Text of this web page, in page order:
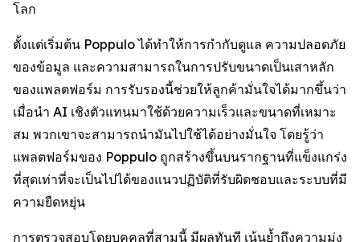
โลก
ตั้งแต่เริ่มต้น Poppulo ได้ทำให้การกำกับดูแล ความปลอดภัย
ของข้อมูล และความสามารถในการปรับขนาดเป็นเสาหลัก
ของแพลตฟอร์ม การรับรองนี้ช่วยให้ลูกค้ามั่นใจได้มากขึ้นว่า
เมื่อนำ AI เชิงตัวแทนมาใช้ด้วยความเร็วและขนาดที่เหมาะ
สม พวกเขาจะสามารถนำมันไปใช้ได้อย่างมั่นใจ โดยรู้ว่า
แพลตฟอร์มของ Poppulo ถูกสร้างขึ้นบนรากฐานที่แข็งแกร่ง
ที่สุดเท่าที่จะเป็นไปได้ของแนวปฏิบัติที่รับผิดชอบและระบบที่มี
ความยืดหยุ่น
การตรวจสอบโดยบุคคลที่สามนี้ มีผลทันที เน้นย้ำถึงความมุ่ง